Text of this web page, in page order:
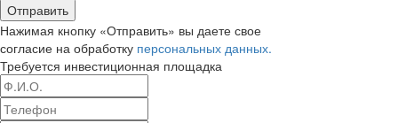
Отправить
Нажимая кнопку «Отправить» вы даете свое
согласие на обработку персональных данных.
Требуется инвестиционная площадка